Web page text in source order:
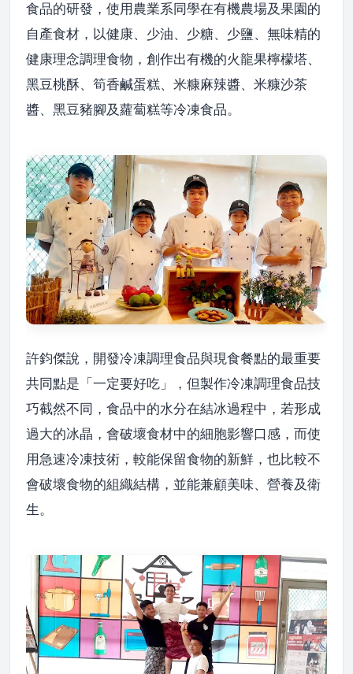
食品的研發，使用農業系同學在有機農場及果園的
自產食材，以健康、少油、少糖、少鹽、無味精的
健康理念調理食物，創作出有機的火龍果檸檬塔、
黑豆桃酥、筍香鹹蛋糕、米糠麻辣醬、米糠沙茶
醬、黑豆豬腳及蘿蔔糕等冷凍食品。
許鈞傑說，開發冷凍調理食品與現食餐點的最重要
共同點是「一定要好吃」，但製作冷凍調理食品技
巧截然不同，食品中的水分在結冰過程中，若形成
過大的冰晶，會破壞食材中的細胞影響口感，而使
用急速冷凍技術，較能保留食物的新鮮，也比較不
會破壞食物的組織結構，並能兼顧美味、營養及衛
生。